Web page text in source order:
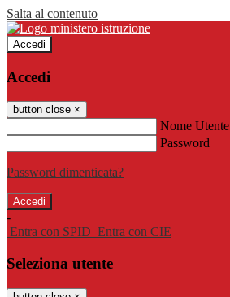
Salta al contenuto
Accedi
Accedi
button close ×
Nome Utente
Password
Password dimenticata?
-
Entra con SPID Entra con CIE
Seleziona utente